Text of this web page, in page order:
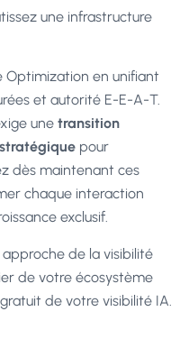
une infrastructure
Optimization en unifiant
et autorité E-E-A-T.
une transition
pour
dès maintenant ces
chaque interaction
exclusif.
approche de la visibilité
de votre écosystème
de votre visibilité IA.